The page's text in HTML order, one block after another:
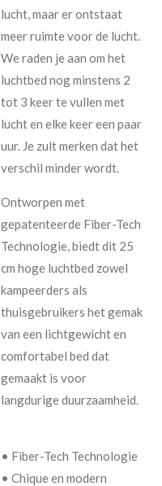
lucht, maar er ontstaat
meer ruimte voor de lucht.
We raden je aan om het
luchtbed nog minstens 2
tot 3 keer te vullen met
lucht en elke keer een paar
uur. Je zult merken dat het
verschil minder wordt.
Ontworpen met
gepatenteerde Fiber-Tech
Technologie, biedt dit 25
cm hoge luchtbed zowel
kampeerders als
thuisgebruikers het gemak
van een lichtgewicht en
comfortabel bed dat
gemaakt is voor
langdurige duurzaamheid.
• Fiber-Tech Technologie
• Chique en modern